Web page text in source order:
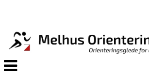
Veksle
navigasjon